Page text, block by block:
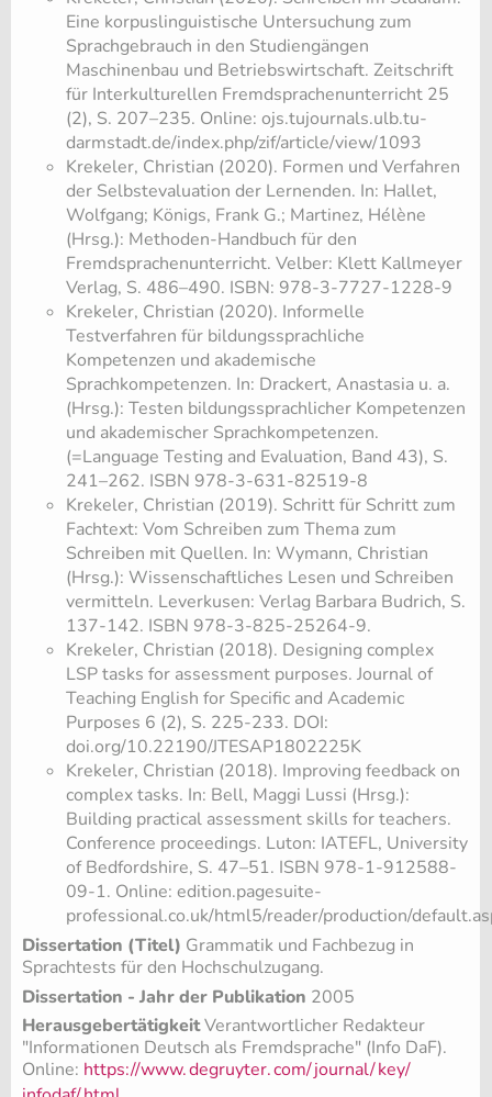
Eine korpuslinguistische Untersuchung zum
Sprachgebrauch in den Studiengängen
Maschinenbau und Betriebswirtschaft. Zeitschrift
für Interkulturellen Fremdsprachenunterricht 25
(2), S. 207–235. Online: ojs.tujournals.ulb.tu-
darmstadt.de/index.php/zif/article/view/1093
Krekeler, Christian (2020). Formen und Verfahren
der Selbstevaluation der Lernenden. In: Hallet,
Wolfgang; Königs, Frank G.; Martinez, Hélène
(Hrsg.): Methoden-Handbuch für den
Fremdsprachenunterricht. Velber: Klett Kallmeyer
Verlag, S. 486–490. ISBN: 978-3-7727-1228-9
Krekeler, Christian (2020). Informelle
Testverfahren für bildungssprachliche
Kompetenzen und akademische
Sprachkompetenzen. In: Drackert, Anastasia u. a.
(Hrsg.): Testen bildungssprachlicher Kompetenzen
und akademischer Sprachkompetenzen.
(=Language Testing and Evaluation, Band 43), S.
241–262. ISBN 978-3-631-82519-8
Krekeler, Christian (2019). Schritt für Schritt zum
Fachtext: Vom Schreiben zum Thema zum
Schreiben mit Quellen. In: Wymann, Christian
(Hrsg.): Wissenschaftliches Lesen und Schreiben
vermitteln. Leverkusen: Verlag Barbara Budrich, S.
137-142. ISBN 978-3-825-25264-9.
Krekeler, Christian (2018). Designing complex
LSP tasks for assessment purposes. Journal of
Teaching English for Specific and Academic
Purposes 6 (2), S. 225-233. DOI:
doi.org/10.22190/JTESAP1802225K
Krekeler, Christian (2018). Improving feedback on
complex tasks. In: Bell, Maggi Lussi (Hrsg.):
Building practical assessment skills for teachers.
Conference proceedings. Luton: IATEFL, University
of Bedfordshire, S. 47–51. ISBN 978-1-912588-
09-1. Online: edition.pagesuite-
professional.co.uk/html5/reader/production/
Dissertation (Titel) Grammatik und Fachbezug in
Sprachtests für den Hochschulzugang.
Dissertation - Jahr der Publikation 2005
HerausgebertätigkeitVerantwortlicher Redakteur
"Informationen Deutsch als Fremdsprache" (Info DaF).
Online: https://www.degruyter.com/journal/key/